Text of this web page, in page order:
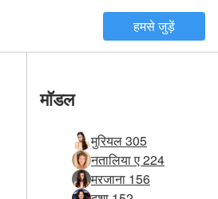
हमसे जुड़ें
मॉडल
मुरियल 305
नतालिया ए 224
मरजाना 156